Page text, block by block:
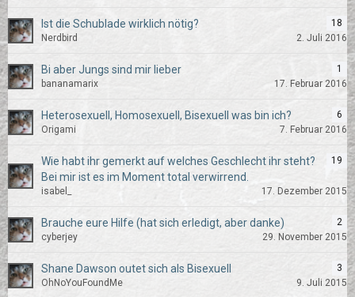
Ist die Schublade wirklich nötig?
18
Nerdbird
2. Juli 2016
Bi aber Jungs sind mir lieber
1
bananamarix
17. Februar 2016
Heterosexuell, Homosexuell, Bisexuell was bin ich?
6
Origami
7. Februar 2016
Wie habt ihr gemerkt auf welches Geschlecht ihr steht?
Bei mir ist es im Moment total verwirrend.
19
isabel_ 17. Dezember 2015
Brauche eure Hilfe (hat sich erledigt, aber danke)
2
cyberjey
29. November 2015
Shane Dawson outet sich als Bisexuell
3
OhNoYouFoundMe
9. Juli 2015